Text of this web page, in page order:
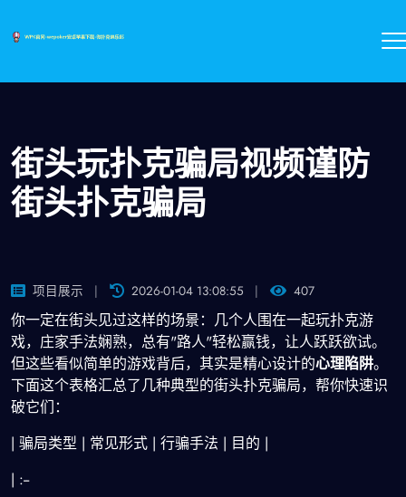
街头玩扑克骗局视频谨防
街头扑克骗局
项目展示 2026-01-04 13:08:55 407
你一定在街头见过这样的场景：几个人围在一起玩扑克游
戏，庄家手法娴熟，总有"路人"轻松赢钱，让人跃跃欲试。
但这些看似简单的游戏背后，其实是精心设计的心理陷阱。
下面这个表格汇总了几种典型的街头扑克骗局，帮你快速识
破它们：
| 骗局类型 | 常见形式 | 行骗手法 | 目的 |
| :--